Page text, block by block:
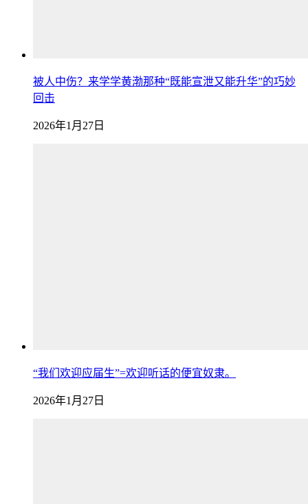
被人中伤？来学学黄渤那种“既能宣泄又能升华”的巧妙
回击
2026年1月27日
“我们欢迎应届生”=欢迎听话的便宜奴隶。
2026年1月27日